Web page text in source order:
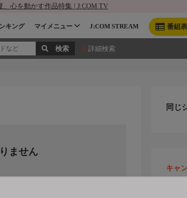
、心を動かす作品特集 | J:COM TV
番組表
キング マイメニュー J:COM STREAM
詳細検索
ません
同じ
キャ